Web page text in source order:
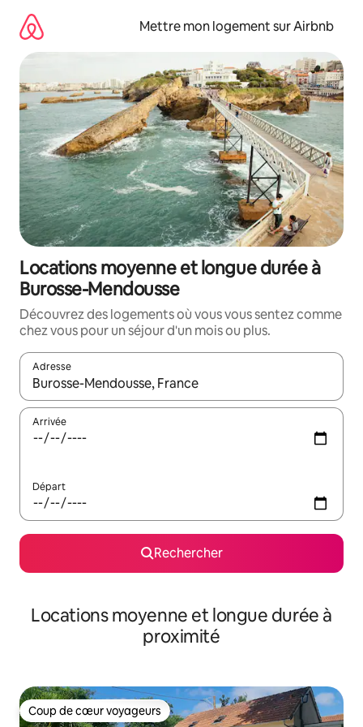
directement
contenu
Mettre mon logement sur Airbnb
Locations moyenne et longue durée à
Burosse-Mendousse
Découvrez des logements où vous vous sentez comme
chez vous pour un séjour d'un mois ou plus.
Adresse
Lorsque les résultats s'affichent, utilisez les flèches vers le
Arrivée
Départ
Rechercher
Locations moyenne et longue durée à
proximité
Coup de cœur voyageurs
Coup de cœur voyageurs